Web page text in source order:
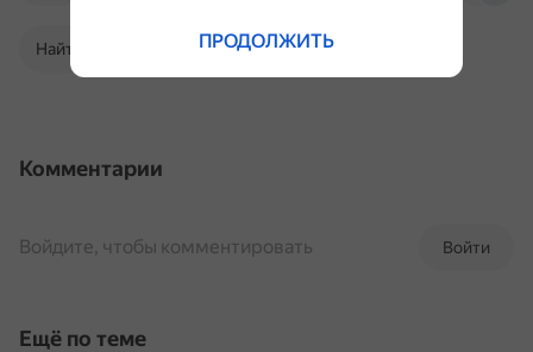
Найти в Поиске
Комментарии
Войти
Войдите, чтобы комментировать
Ещё по теме
ПРОДОЛЖИТЬ